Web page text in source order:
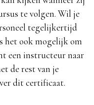
te volgen. Wil je
tegelijkertijd
het ook mogelijk om
een instructeur naar
de rest van je
dit certificaat.